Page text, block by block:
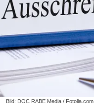
Bild: DOC RABE Media / Fotolia.com